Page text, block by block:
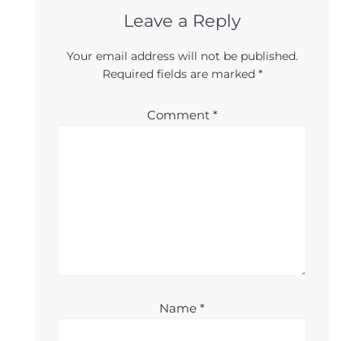
Leave a Reply
Your email address will not be published.
Required fields are marked *
Comment *
Name *